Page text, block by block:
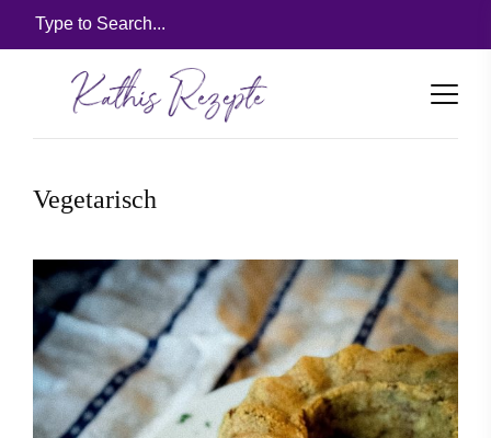
Vegetarisch